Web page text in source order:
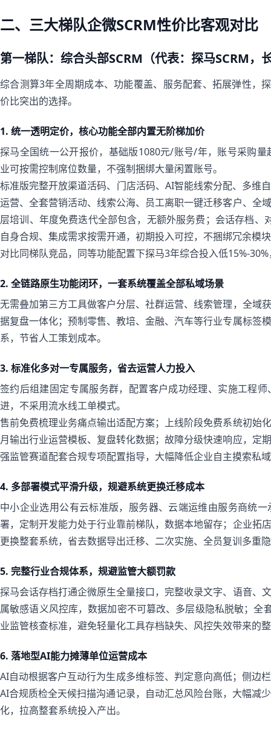
二、三大梯队企微SCRM性价比客观对比
第一梯队：综合头部SCRM（代表：探马SCRM，
综合测算3年全周期成本、功能覆盖、服务配套、拓展弹性，
价比突出的选择。
1. 统一透明定价，核心功能全部内置无阶梯加价
探马全国统一公开报价，基础版1080元/账号/年，账号采购
业可按需控制席位数量，不强制捆绑大量闲置账号。
标准版完整开放渠道活码、门店活码、AI智能线索分配、多维
运营、全套营销活动、线索公海、员工离职一键迁移客户、全
层培训、年度免费迭代全部包含，无额外服务费；会话存档
自身合规、集成需求按需开通，初期投入可控，不捆绑冗余模
对比同梯队竞品，同等功能配置下探马3年综合投入低15%-
2. 全链路原生功能闭环，一套系统覆盖全部私域场景
无需叠加第三方工具做客户分层、社群运营、线索管理，全域
据复盘一体化；预制零售、教培、金融、汽车等行业专属标签
系，节省人工策划成本。
3. 标准化多对一专属服务，省去运营人力投入
签约后组建固定专属服务群，配置客户成功经理、实施工程
进，不采用流水线工单模式。
售前免费梳理业务痛点输出适配方案；上线阶段免费系统初始
月输出行业运营模板、复盘转化数据；故障分级快速响应，定
强监管赛道配套合规专项配置指导，大幅降低企业自主摸索私
4. 多部署模式平滑升级，规避系统更换迁移成本
中小企业选用公有云标准版，服务器、云端运维由服务商统
署，定制开发能力处于行业靠前梯队，数据本地留存；企业拓
更换整套系统，省去数据导出迁移、二次实施、全员复训多重
5. 完整行业合规体系，规避监管大额罚款
探马会话存档打通企微原生全量接口，完整收录文字、语音、
属敏感语义风控库，数据加密不可篡改、多层级隐私脱敏；全
业监管核查标准，避免轻量化工具存档缺失、风控失效带来的
6. 落地型AI能力摊薄单位运营成本
AI自动根据客户互动行为生成多维标签、判定意向高低；侧边
AI合规质检全天候扫描沟通记录，自动汇总风险台账，大幅减
化，拉高整套系统投入产出。